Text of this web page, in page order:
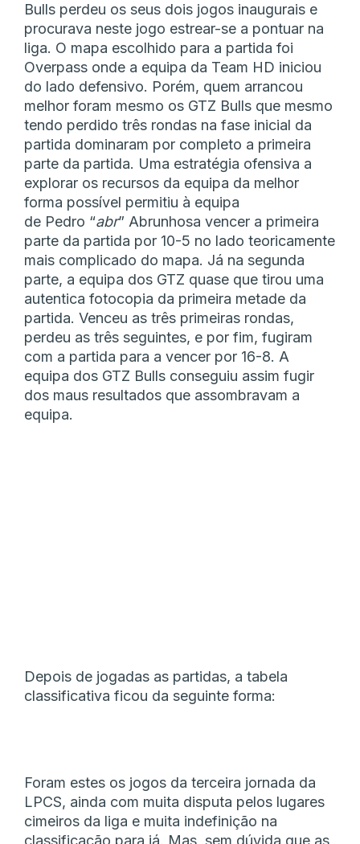
Bulls perdeu os seus dois jogos inaugurais e
procurava neste jogo estrear-se a pontuar na
liga. O mapa escolhido para a partida foi
Overpass onde a equipa da Team HD iniciou
do lado defensivo. Porém, quem arrancou
melhor foram mesmo os GTZ Bulls que mesmo
tendo perdido três rondas na fase inicial da
partida dominaram por completo a primeira
parte da partida. Uma estratégia ofensiva a
explorar os recursos da equipa da melhor
forma possível permitiu à equipa
de Pedro “abr” Abrunhosa vencer a primeira
parte da partida por 10-5 no lado teoricamente
mais complicado do mapa. Já na segunda
parte, a equipa dos GTZ quase que tirou uma
autentica fotocopia da primeira metade da
partida. Venceu as três primeiras rondas,
perdeu as três seguintes, e por fim, fugiram
com a partida para a vencer por 16-8. A
equipa dos GTZ Bulls conseguiu assim fugir
dos maus resultados que assombravam a
equipa.
Depois de jogadas as partidas, a tabela
classificativa ficou da seguinte forma:
Foram estes os jogos da terceira jornada da
LPCS, ainda com muita disputa pelos lugares
cimeiros da liga e muita indefinição na